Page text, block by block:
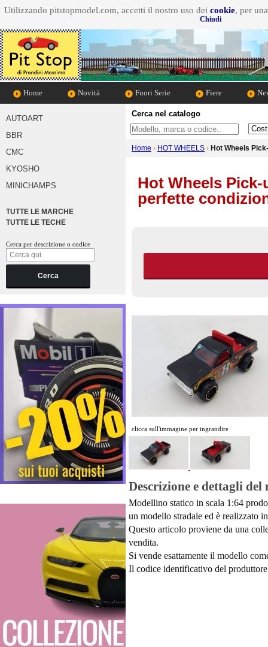
Utilizzando pitstopmodel.com, accetti il nostro uso dei cookie, per
Chiudi
Home Novità Fuori Serie Fiere
AUTOART
BBR
CMC
KYOSHO
MINICHAMPS
TUTTE LE MARCHE
TUTTE LE TECHE
Cerca per descrizione o codice
Cerca
Cerca nel catalogo
Cosa cerchi
Home › HOT WHEELS › Hot Wheels
Hot Wheels Pick-
perfette
clicca sull'immagine per ingrandire
Descrizione e dettagli del
Modellino statico in scala 1:64
un modello stradale ed è realizzato
Questo articolo proviene da una
vendita.
Si vende esattamente il modello
Il codice identificativo del